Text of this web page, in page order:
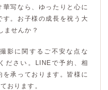
写なら、ゆったりと心に
。お子様の成長を祝う大
ませんか？
影に関するご不安な点な
ださい。LINEで予約、相
承っております。皆様に
おります。